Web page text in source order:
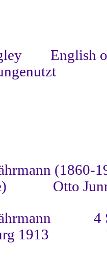
English
(1860-
Otto
4
1913